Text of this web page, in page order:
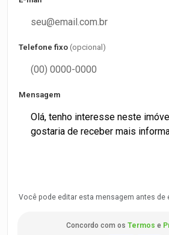
Telefone fixo (opcional)
Mensagem
Você pode editar esta mensagem antes de
Concordo com os Termos e